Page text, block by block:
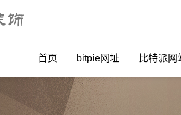
首页 bitpie网址 比特派网